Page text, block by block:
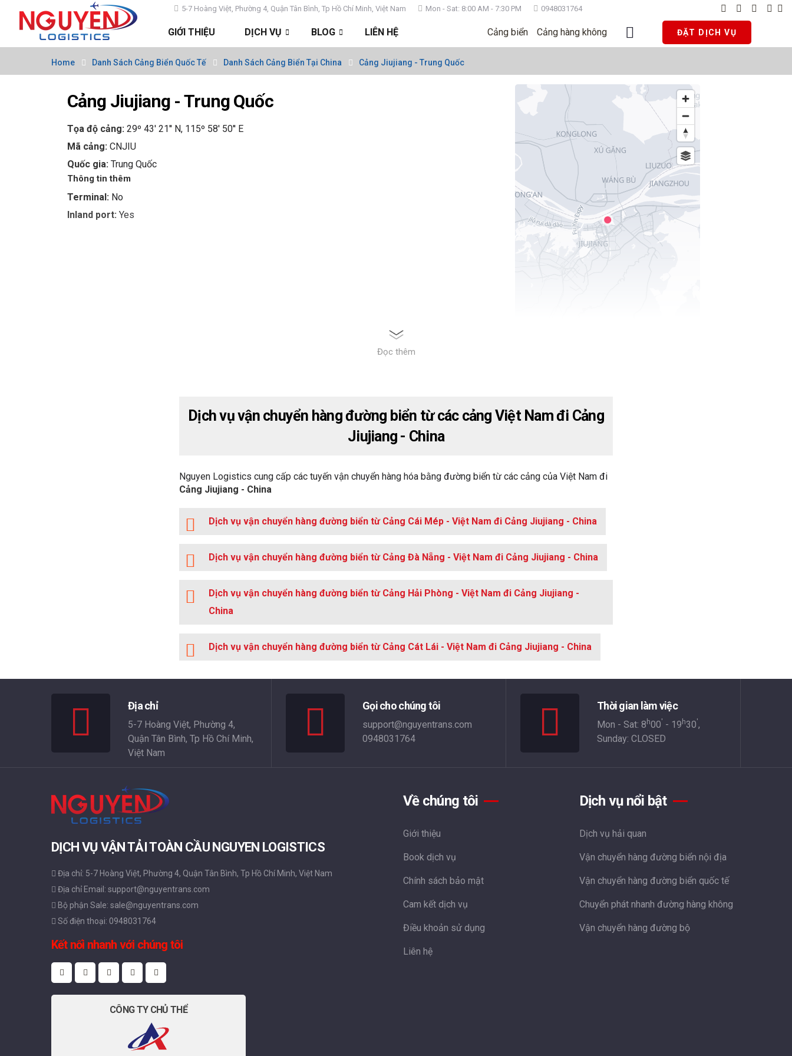
5-7 Hoàng Việt, Phường 4, Quận Tân Bình, Tp Hồ Chí Minh, Việt Nam Mon - Sat: 8:00 AM - 7:30 PM 0948031764
GIỚI THIỆU DỊCH VỤ BLOG LIÊN HỆ Cảng biển Cảng hàng không ĐẶT DỊCH VỤ
Home Danh Sách Cảng Biển Quốc Tế Danh Sách Cảng Biển Tại China Cảng Jiujiang - Trung Quốc
Cảng Jiujiang - Trung Quốc
Tọa độ cảng: 29º 43' 21'' N, 115º 58' 50'' E
Mã cảng: CNJIU
Quốc gia: Trung Quốc
Thông tin thêm
Terminal: No
Inland port: Yes
Đọc thêm
Dịch vụ vận chuyển hàng đường biển từ các cảng Việt Nam đi Cảng
Jiujiang - China
Nguyen Logistics cung cấp các tuyến vận chuyển hàng hóa bằng đường biển từ các cảng của Việt Nam đi
Cảng Jiujiang - China
Dịch vụ vận chuyển hàng đường biển từ Cảng Cái Mép - Việt Nam đi Cảng Jiujiang - China
Dịch vụ vận chuyển hàng đường biển từ Cảng Đà Nẵng - Việt Nam đi Cảng Jiujiang - China
Dịch vụ vận chuyển hàng đường biển từ Cảng Hải Phòng - Việt Nam đi Cảng Jiujiang -
China
Dịch vụ vận chuyển hàng đường biển từ Cảng Cát Lái - Việt Nam đi Cảng Jiujiang - China
Địa chỉ
5-7 Hoàng Việt, Phường 4,
Quận Tân Bình, Tp Hồ Chí Minh,
Việt Nam
Gọi cho chúng tôi
support@nguyentrans.com
0948031764
Thời gian làm việc
Mon - Sat: 8 h00' - 19 h30',
Sunday: CLOSED
DỊCH VỤ VẬN TẢI TOÀN CẦU NGUYEN LOGISTICS
Địa chỉ: 5-7 Hoàng Việt, Phường 4, Quận Tân Bình, Tp Hồ Chí Minh, Việt Nam
Địa chỉ Email: support@nguyentrans.com
Bộ phận Sale: sale@nguyentrans.com
Số điện thoại: 0948031764
Kết nối nhanh với chúng tôi
CÔNG TY CHỦ THỂ
Về chúng tôi
Giới thiệu
Book dịch vụ
Chính sách bảo mật
Cam kết dịch vụ
Điều khoản sử dụng
Liên hệ
Dịch vụ nổi bật
Dịch vụ hải quan
Vận chuyển hàng đường biển nội địa
Vận chuyển hàng đường biển quốc tế
Chuyển phát nhanh đường hàng không
Vận chuyển hàng đường bộ